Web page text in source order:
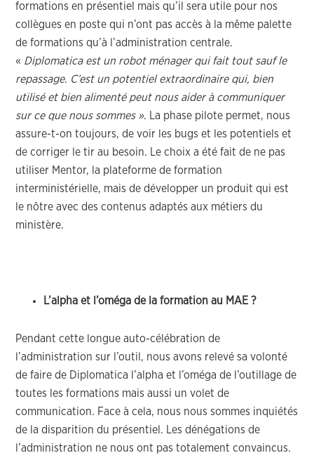
formations en présentiel mais qu’il sera utile pour nos
collègues en poste qui n’ont pas accès à la même palette
de formations qu’à l’administration centrale.
« Diplomatica est un robot ménager qui fait tout sauf le
repassage. C’est un potentiel extraordinaire qui, bien
utilisé et bien alimenté peut nous aider à communiquer
sur ce que nous sommes ». La phase pilote permet, nous
assure-t-on toujours, de voir les bugs et les potentiels et
de corriger le tir au besoin. Le choix a été fait de ne pas
utiliser Mentor, la plateforme de formation
interministérielle, mais de développer un produit qui est
le nôtre avec des contenus adaptés aux métiers du
ministère.
L’alpha et l’oméga de la formation au MAE ?
Pendant cette longue auto-célébration de
l’administration sur l’outil, nous avons relevé sa volonté
de faire de Diplomatica l’alpha et l’oméga de l’outillage de
toutes les formations mais aussi un volet de
communication. Face à cela, nous nous sommes inquiétés
de la disparition du présentiel. Les dénégations de
l’administration ne nous ont pas totalement convaincus.